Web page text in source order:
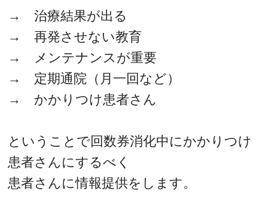
→ 治療結果が出る
→ 再発させない教育
→ メンテナンスが重要
→ 定期通院（月一回など）
→ かかりつけ患者さん
ということで回数券消化中にかかりつけ
患者さんにするべく
患者さんに情報提供をします。